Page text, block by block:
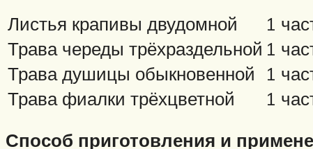
Листья крапивы двудомной
1
Трава череды трёхраздельной 1
Трава душицы обыкновенной
1
Трава фиалки трёхцветной
1
Способ приготовления и